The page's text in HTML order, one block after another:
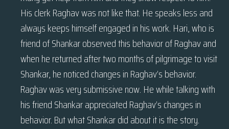
His clerk Raghav was not like that. He speaks less and
always keeps himself engaged in his work. Hari, who is
friend of Shankar observed this behavior of Raghav and
when he returned after two months of pilgrimage to visit
Shankar, he noticed changes in Raghav’s behavior.
Raghav was very submissive now. He while talking with
his friend Shankar appreciated Raghav’s changes in
behavior. But what Shankar did about it is the story.